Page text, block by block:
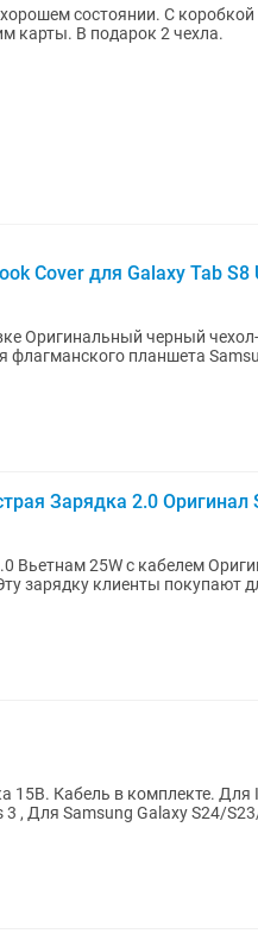
состоянии. С
для сим карты. 2 сим карты. В подарок 2 чехла.
Cover для Galaxy Tab
Оригинальный черный
флагманского планшета
Зарядка 2.0 Оригинал
Вьетнам 25W с кабелем
15В. Кабель в комплекте. Для
3 , Для Samsung Galaxy S24/